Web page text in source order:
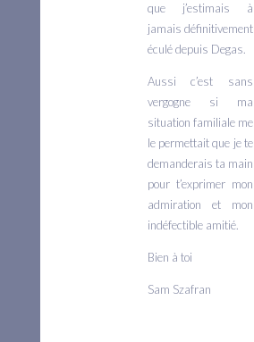
que j’estimais à
jamais définitivement
éculé depuis Degas.
Aussi c’est sans
vergogne si ma
situation familiale me
le permettait que je te
demanderais ta main
pour t’exprimer mon
admiration et mon
indéfectible amitié.
Bien à toi
Sam Szafran